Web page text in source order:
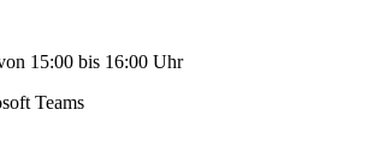
15:00 bis 16:00 Uhr
Teams